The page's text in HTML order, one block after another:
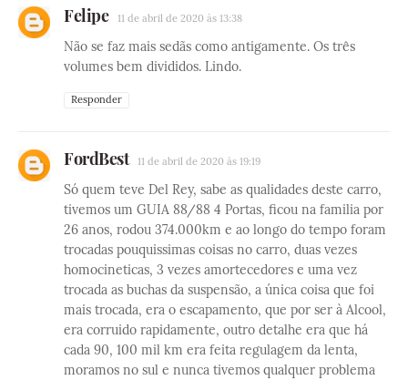
Felipe 11 de abril de 2020 às 13:38
Não se faz mais sedãs como antigamente. Os três
volumes bem divididos. Lindo.
Responder
FordBest 11 de abril de 2020 às 19:19
Só quem teve Del Rey, sabe as qualidades deste carro,
tivemos um GUIA 88/88 4 Portas, ficou na familia por
26 anos, rodou 374.000km e ao longo do tempo foram
trocadas pouquissimas coisas no carro, duas vezes
homocineticas, 3 vezes amortecedores e uma vez
trocada as buchas da suspensão, a única coisa que foi
mais trocada, era o escapamento, que por ser à Alcool,
era corruido rapidamente, outro detalhe era que há
cada 90, 100 mil km era feita regulagem da lenta,
moramos no sul e nunca tivemos qualquer problema